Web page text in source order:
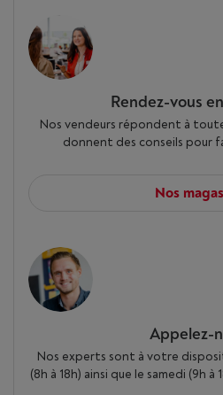
Rendez-vous
Nos vendeurs répondent à
donnent des conseils pour
Nos
Appelez-
Nos experts sont à votre
(8h à 18h) ainsi que le samedi (9h